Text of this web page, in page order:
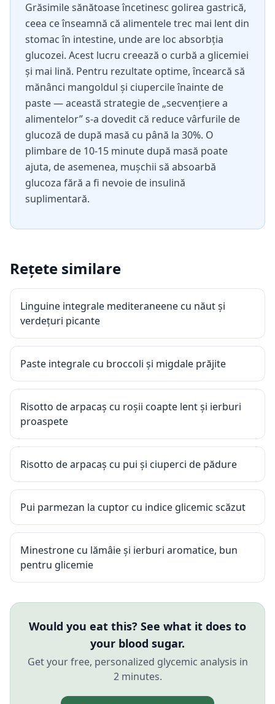
Grăsimile sănătoase încetinesc golirea gastrică,
ceea ce înseamnă că alimentele trec mai lent din
stomac în intestine, unde are loc absorbția
glucozei. Acest lucru creează o curbă a glicemiei
și mai lină. Pentru rezultate optime, încearcă să
mănânci mangoldul și ciupercile înainte de
paste — această strategie de „secvențiere a
alimentelor” s-a dovedit că reduce vârfurile de
glucoză de după masă cu până la 30%. O
plimbare de 10-15 minute după masă poate
ajuta, de asemenea, mușchii să absoarbă
glucoza fără a fi nevoie de insulină
suplimentară.
Rețete similare
Linguine integrale mediteraneene cu năut și
verdețuri picante
Paste integrale cu broccoli și migdale prăjite
Risotto de arpacaș cu roșii coapte lent și ierburi
proaspete
Risotto de arpacaș cu pui și ciuperci de pădure
Pui parmezan la cuptor cu indice glicemic scăzut
Minestrone cu lămâie și ierburi aromatice, bun
pentru glicemie
Would you eat this? See what it does to
your blood sugar.
Get your free, personalized glycemic analysis in
2 minutes.